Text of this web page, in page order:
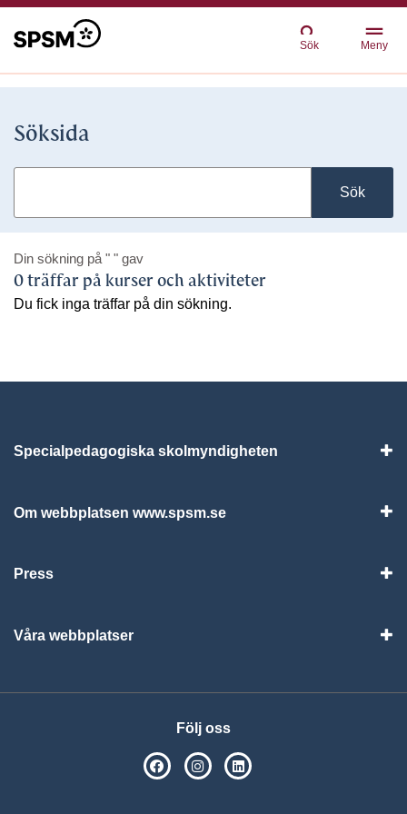
Sök Meny
Söksida
Sök
Din sökning på " " gav
0 träffar på kurser och aktiviteter
Du fick inga träffar på din sökning.
Specialpedagogiska skolmyndigheten
Om webbplatsen www.spsm.se
Press
Våra webbplatser
Följ oss
SPSM på Facebook
SPSM på Instagram